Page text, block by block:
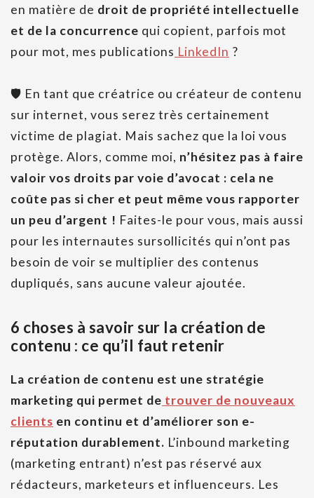
en matière de droit de propriété intellectuelle
et de la concurrence qui copient, parfois mot
pour mot, mes publications LinkedIn ?
🛡 En tant que créatrice ou créateur de contenu
sur internet, vous serez très certainement
victime de plagiat. Mais sachez que la loi vous
protège. Alors, comme moi, n’hésitez pas à faire
valoir vos droits par voie d’avocat : cela ne
coûte pas si cher et peut même vous rapporter
un peu d’argent ! Faites-le pour vous, mais aussi
pour les internautes sursollicités qui n’ont pas
besoin de voir se multiplier des contenus
dupliqués, sans aucune valeur ajoutée.
6 choses à savoir sur la création de
contenu : ce qu’il faut retenir
La création de contenu est une stratégie
marketing qui permet de trouver de nouveaux
clients en continu et d’améliorer son e-
réputation durablement. L’inbound marketing
(marketing entrant) n’est pas réservé aux
rédacteurs, marketeurs et influenceurs. Les